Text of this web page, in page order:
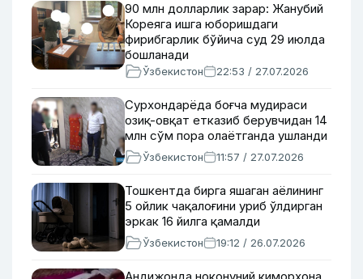
90 млн долларлик зарар: Жанубий
Кореяга ишга юборишдаги
фирибгарлик бўйича суд 29 июлда
бошланади
Ўзбекистон 22:53 / 27.07.2026
Сурхондарёда боғча мудираси
озиқ-овқат етказиб берувчидан 14
млн сўм пора олаётганда ушланди
Ўзбекистон 11:57 / 27.07.2026
Тошкентда бирга яшаган аёлининг
5 ойлик чақалоғини уриб ўлдирган
эркак 16 йилга қамалди
Ўзбекистон 19:12 / 26.07.2026